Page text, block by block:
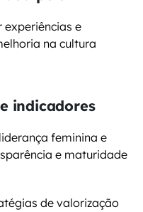
e
na cultura
indicadores
feminina e
e maturidade
de valorização